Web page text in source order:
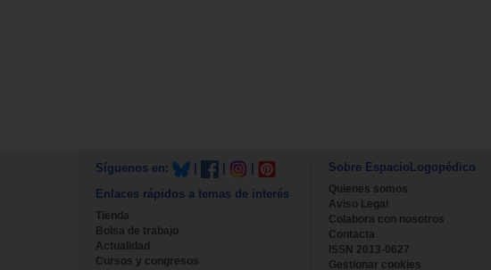
Síguenos en:
Enlaces rápidos a temas de interés
Tienda
Bolsa de trabajo
Actualidad
Cursos y congresos
Sobre EspacioLogopédico
Quienes somos
Aviso Legal
Colabora con nosotros
Contacta
ISSN 2013-0627
Gestionar cookies